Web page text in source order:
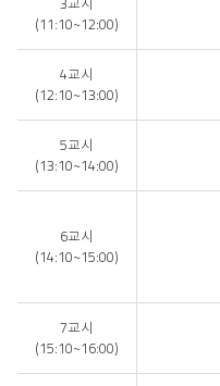
(11:10~12:00)
4교시
(12:10~13:00)
5교시
(13:10~14:00)
6교시
(14:10~15:00)
7교시
(15:10~16:00)